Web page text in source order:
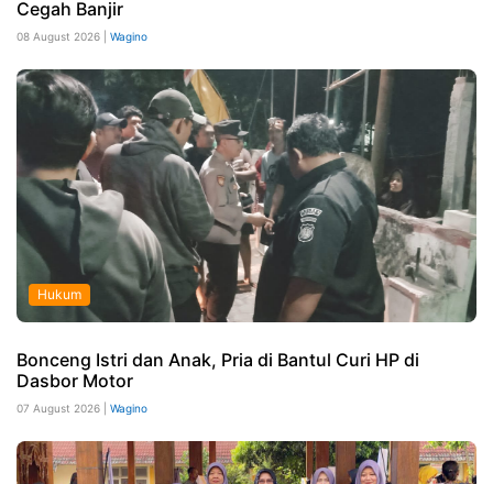
Cegah Banjir
08 August 2026 | Wagino
Hukum
Bonceng Istri dan Anak, Pria di Bantul Curi HP di
Dasbor Motor
07 August 2026 | Wagino